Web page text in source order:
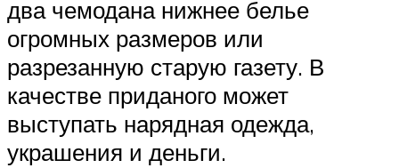
два чемодана нижнее белье
огромных размеров или
разрезанную старую газету. В
качестве приданого может
выступать нарядная одежда,
украшения и деньги.